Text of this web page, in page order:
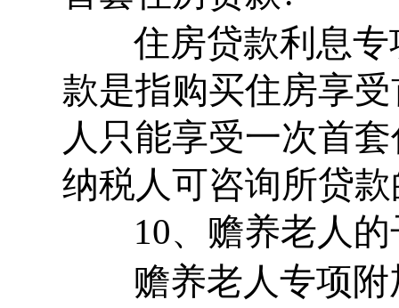
住房贷款利息专
款是指购买住房享
人只能享受一次首
纳税人可咨询所贷
10、赡养老人的
赡养老人专项附